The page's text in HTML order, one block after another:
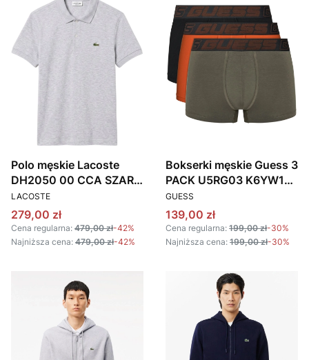
Polo męskie Lacoste
DH2050 00 CCA SZARY
MELANŻ
PRODUCENT
LACOSTE
Cena promocyjna
279,00 zł
Cena regularna: 479,00 zł-42%
Najniższa cena: 479,00 zł-42%
Bokserki męskie Guess 3
PACK U5RG03 K6YW1
F34P KOLOROWY
PRODUCENT
GUESS
Cena promocyjna
139,00 zł
Cena regularna: 199,00 zł-30%
Najniższa cena: 199,00 zł-30%